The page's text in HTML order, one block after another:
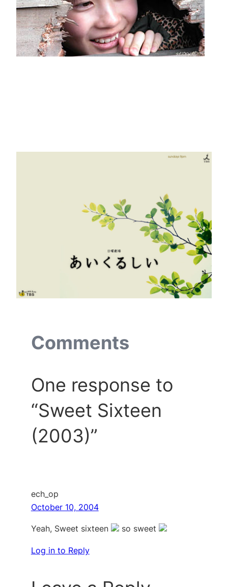
Comments
One response to
“Sweet Sixteen
(2003)”
ech_op
October 10, 2004
Yeah, Sweet sixteen so sweet
Log in to Reply